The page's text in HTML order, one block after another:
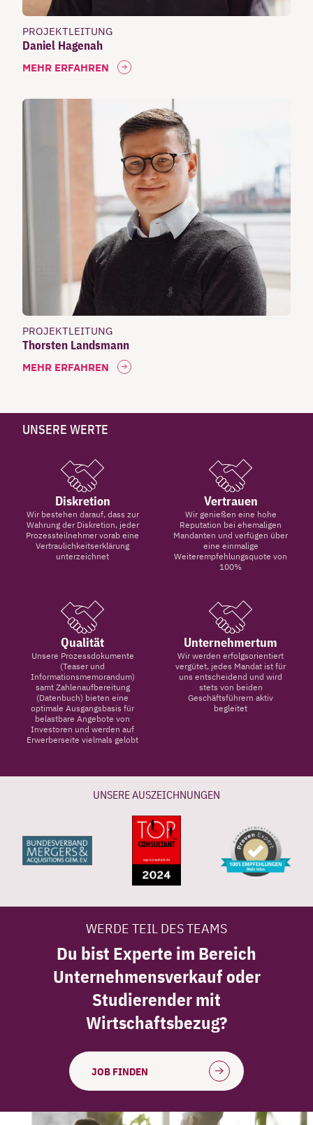
PROJEKTLEITUNG
Daniel Hagenah
MEHR ERFAHREN
PROJEKTLEITUNG
Thorsten Landsmann
MEHR ERFAHREN
UNSERE WERTE
Diskretion
Wir bestehen darauf, dass zur
Wahrung der Diskretion, jeder
Prozessteilnehmer vorab eine
Vertraulichkeitserklärung
unterzeichnet
Vertrauen
Wir genießen eine hohe
Reputation bei ehemaligen
Mandanten und verfügen über
eine einmalige
Weiterempfehlungsquote von
100%
Qualität
Unsere Prozessdokumente
(Teaser und
Informationsmemorandum)
samt Zahlenaufbereitung
(Datenbuch) bieten eine
optimale Ausgangsbasis für
belastbare Angebote von
Investoren und werden auf
Erwerberseite vielmals gelobt
Unternehmertum
Wir werden erfolgsorientiert
vergütet, jedes Mandat ist für
uns entscheidend und wird
stets von beiden
Geschäftsführern aktiv
begleitet
UNSERE AUSZEICHNUNGEN
WERDE TEIL DES TEAMS
Du bist Experte im Bereich
Unternehmensverkauf oder
Studierender mit
Wirtschaftsbezug?
JOB FINDEN